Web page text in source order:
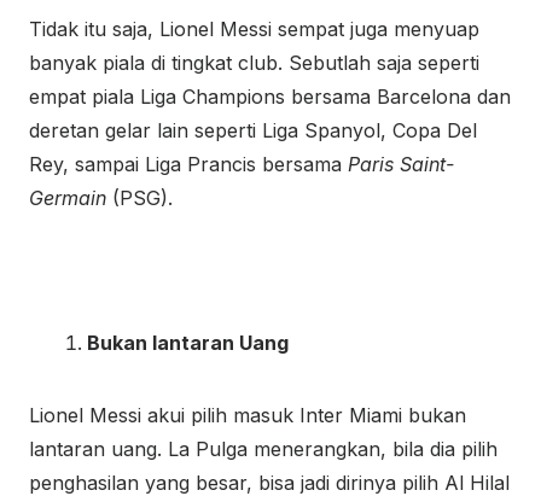
Tidak itu saja, Lionel Messi sempat juga menyuap
banyak piala di tingkat club. Sebutlah saja seperti
empat piala Liga Champions bersama Barcelona dan
deretan gelar lain seperti Liga Spanyol, Copa Del
Rey, sampai Liga Prancis bersama Paris Saint-
Germain (PSG).
Bukan lantaran Uang
Lionel Messi akui pilih masuk Inter Miami bukan
lantaran uang. La Pulga menerangkan, bila dia pilih
penghasilan yang besar, bisa jadi dirinya pilih Al Hilal